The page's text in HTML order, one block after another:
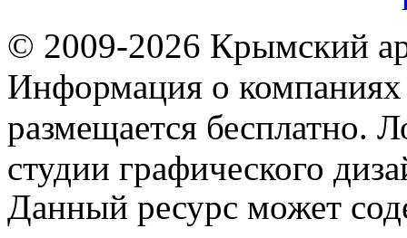
© 2009-2026 Крымский
Информация о компаниях
размещается бесплатно.
студии графического
Данный ресурс может